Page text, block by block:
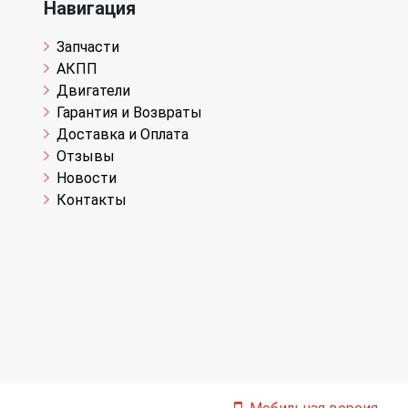
Навигация
Запчасти
АКПП
Двигатели
Гарантия и Возвраты
Доставка и Оплата
Отзывы
Новости
Контакты